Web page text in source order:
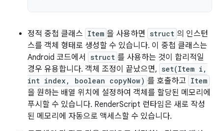
정적 중첩 클래스 Item 을 사용하면 struct 의 인스턴
스를 객체 형태로 생성할 수 있습니다. 이 중첩 클래스는
Android 코드에서
struct 를 사용하는 것이 합리적일
경우 유용합니다. 객체 조정이 끝났으면, set(Item i,
int index, boolean copyNow) 를 호출하고 Item
을 원하는 배열 위치에 설정하여 객체를 할당된 메모리에
푸시할 수 있습니다. RenderScript 런타임은 새로 작성
된 메모리에 자동으로 액세스할 수 있습니다.